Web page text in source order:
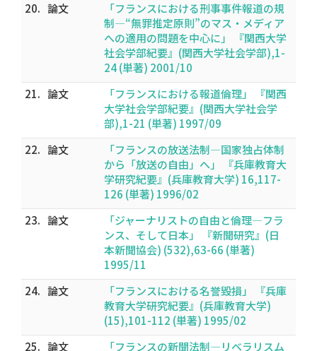
20. 論文
「フランスにおける刑事事件報道の規
制―“無罪推定原則”のマス・メディア
への適用の問題を中心に」 『関西大学
社会学部紀要』(関西大学社会学部),1-
24 (単著) 2001/10
21. 論文
「フランスにおける報道倫理」 『関西
大学社会学部紀要』(関西大学社会学
部),1-21 (単著) 1997/09
22. 論文
「フランスの放送法制―国家独占体制
から「放送の自由」へ」 『兵庫教育大
学研究紀要』(兵庫教育大学) 16,117-
126 (単著) 1996/02
23. 論文
「ジャーナリストの自由と倫理―フラ
ンス、そして日本」 『新聞研究』(日
本新聞協会) (532),63-66 (単著)
1995/11
24. 論文
「フランスにおける名誉毀損」 『兵庫
教育大学研究紀要』(兵庫教育大学)
(15),101-112 (単著) 1995/02
25. 論文
「フランスの新聞法制―リベラリスム